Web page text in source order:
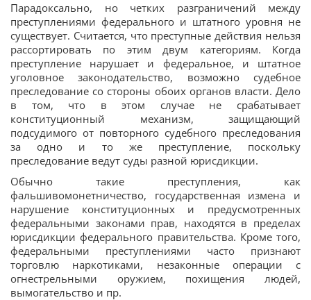
Парадоксально, но четких разграничений между
преступлениями федерального и штатного уровня не
существует. Считается, что преступные действия нельзя
рассортировать по этим двум категориям. Когда
преступление нарушает и федеральное, и штатное
уголовное законодательство, возможно судебное
преследование со стороны обоих органов власти. Дело
в том, что в этом случае не срабатывает
конституционный механизм, защищающий
подсудимого от повторного судебного преследования
за одно и то же преступление, поскольку
преследование ведут суды разной юрисдикции.
Обычно такие преступления, как
фальшивомонетничество, государственная измена и
нарушение конституционных и предусмотренных
федеральными законами прав, находятся в пределах
юрисдикции федерального правительства. Кроме того,
федеральными преступлениями часто признают
торговлю наркотиками, незаконные операции с
огнестрельными оружием, похищения людей,
вымогательство и пр.